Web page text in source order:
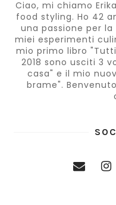
Ciao, mi chiamo
food styling. Ho 42
una passione per
miei esperimenti
mio primo libro
2018 sono usciti 3
casa" e il mio
brame".